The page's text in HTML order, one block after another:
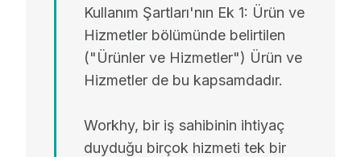
Kullanım Şartları'nın Ek 1: Ürün ve
Hizmetler bölümünde belirtilen
("Ürünler ve Hizmetler") Ürün ve
Hizmetler de bu kapsamdadır.
Workhy, bir iş sahibinin ihtiyaç
duyduğu birçok hizmeti tek bir